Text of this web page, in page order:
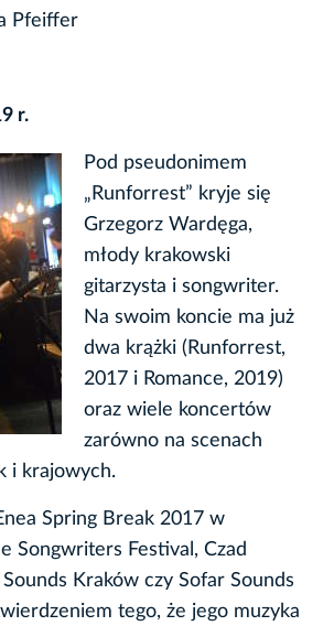
Pfeiffer
r.
Pod pseudonimem
„Runforrest” kryje się
Grzegorz Wardęga,
młody krakowski
gitarzysta i songwriter.
Na swoim koncie ma już
dwa krążki (Runforrest,
2017 i Romance, 2019)
oraz wiele koncertów
zarówno na scenach
i krajowych.
Spring Break 2017 w
Songwriters Festival, Czad
Kraków czy Sofar Sounds
tego, że jego muzyka